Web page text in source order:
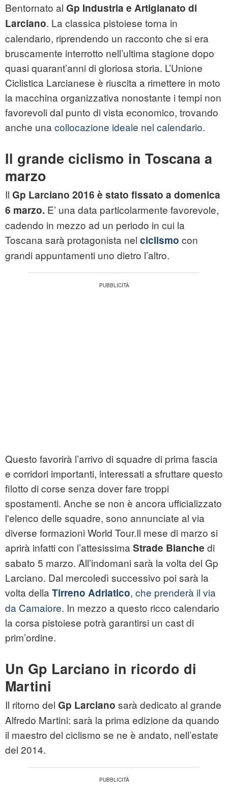
Bentornato al Gp Industria e Artigianato di
Larciano. La classica pistoiese torna in
calendario, riprendendo un racconto che si era
bruscamente interrotto nell’ultima stagione dopo
quasi quarant’anni di gloriosa storia. L’Unione
Ciclistica Larcianese è riuscita a rimettere in moto
la macchina organizzativa nonostante i tempi non
favorevoli dal punto di vista economico, trovando
anche una collocazione ideale nel calendario.
Il grande ciclismo in Toscana a
marzo
Il Gp Larciano 2016 è stato fissato a domenica
6 marzo. E’ una data particolarmente favorevole,
cadendo in mezzo ad un periodo in cui la
Toscana sarà protagonista nel ciclismo con
grandi appuntamenti uno dietro l’altro.
Questo favorirà l’arrivo di squadre di prima fascia
e corridori importanti, interessati a sfruttare questo
filotto di corse senza dover fare troppi
spostamenti. Anche se non è ancora ufficializzato
l'elenco delle squadre, sono annunciate al via
diverse formazioni World Tour.Il mese di marzo si
aprirà infatti con l’attesissima Strade Bianche di
sabato 5 marzo. All’indomani sarà la volta del Gp
Larciano. Dal mercoledì successivo poi sarà la
volta della Tirreno Adriatico, che prenderà il via
da Camaiore. In mezzo a questo ricco calendario
la corsa pistoiese potrà garantirsi un cast di
prim’ordine.
Un Gp Larciano in ricordo di
Martini
Il ritorno del Gp Larciano sarà dedicato al grande
Alfredo Martini: sarà la prima edizione da quando
il maestro del ciclismo se ne è andato, nell’estate
del 2014.